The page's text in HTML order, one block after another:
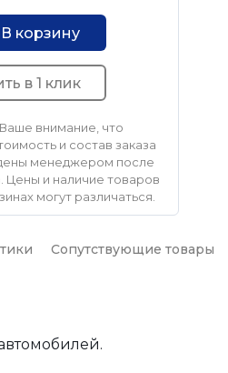
В корзину
в 1 клик
внимание, что
и состав заказа
менеджером после
Цены и наличие товаров
могут различаться.
Сопутствующие товары